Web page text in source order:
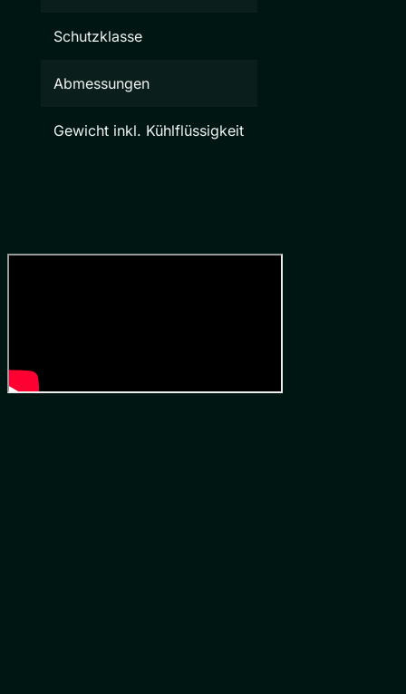
Schutzklasse
Abmessungen
Gewicht inkl. Kühlflüssigkeit